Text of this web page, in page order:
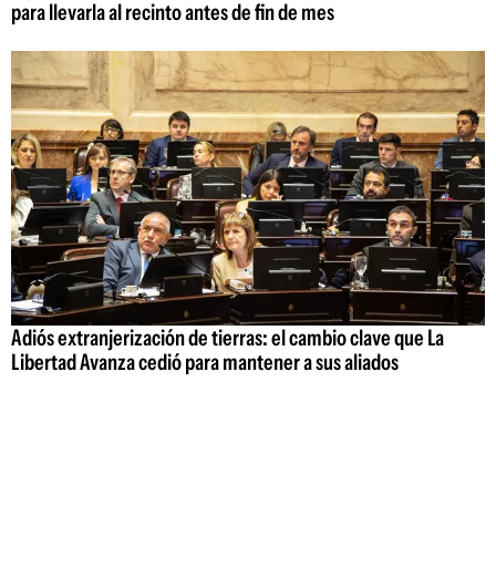
para llevarla al recinto antes de fin de mes
Adiós extranjerización de tierras: el cambio clave que La
Libertad Avanza cedió para mantener a sus aliados